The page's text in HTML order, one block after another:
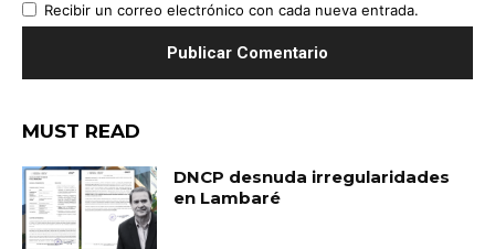
Recibir un correo electrónico con cada nueva entrada.
MUST READ
DNCP desnuda irregularidades
en Lambaré